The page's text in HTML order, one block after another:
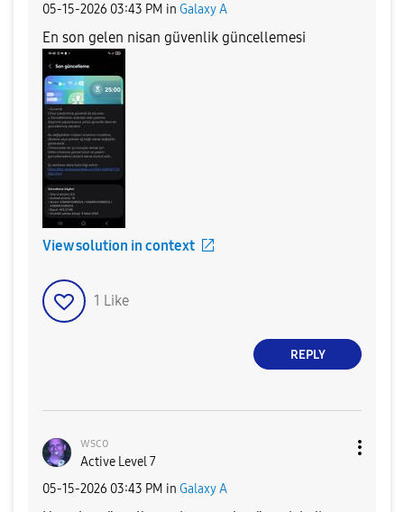
‎05-15-2026 03:43 PM in Galaxy A
En son gelen nisan güvenlik güncellemesi
View solution in context
1 Like
REPLY
wsco
Active Level 7
‎05-15-2026 03:43 PM in Galaxy A